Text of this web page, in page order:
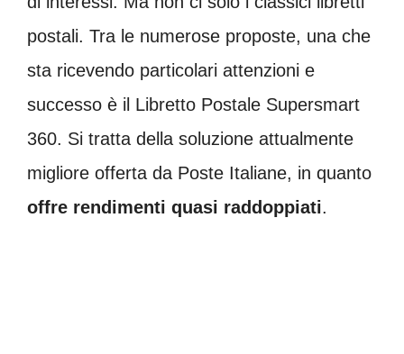
postali. Tra le numerose proposte, una che
sta ricevendo particolari attenzioni e
successo è il Libretto Postale Supersmart
360. Si tratta della soluzione attualmente
migliore offerta da Poste Italiane, in quanto
offre rendimenti quasi raddoppiati.